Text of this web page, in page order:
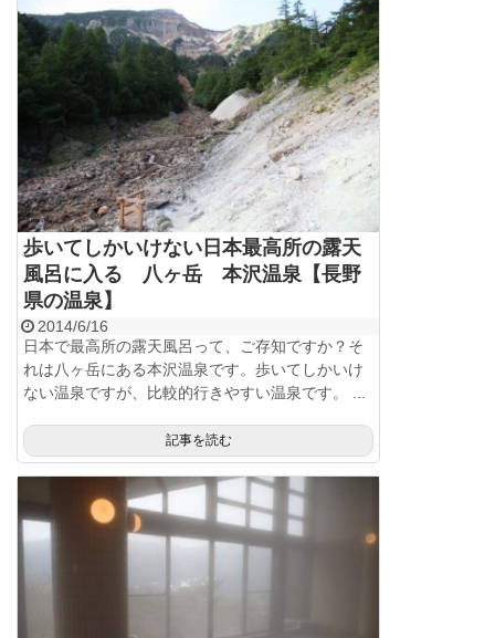
歩いてしかいけない日本最高所の露天
風呂に入る 八ヶ岳 本沢温泉【長野
県の温泉】
2014/6/16
日本で最高所の露天風呂って、ご存知ですか？そ
れは八ヶ岳にある本沢温泉です。歩いてしかいけ
ない温泉ですが、比較的行きやすい温泉です。 ...
記事を読む